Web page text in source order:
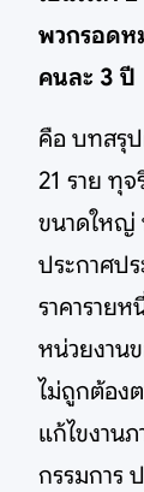
พวกรอดห
คนละ 3 ปี
คือ บทสรุ
21 ราย ทุ
ขนาดใหญ่
ประกาศปร
ราคาราย
หน่วยงาน
ไม่ถูกต้อง
แก้ไขงาน
กรรมการ